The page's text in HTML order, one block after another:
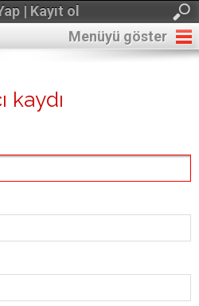
| Kayıt ol
Menüyü göster
kaydı